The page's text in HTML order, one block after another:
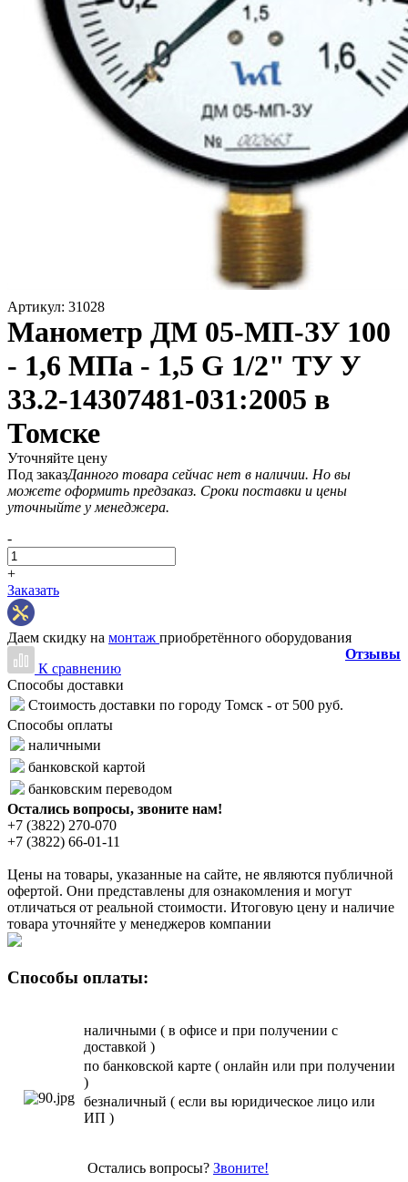
Артикул: 31028
Манометр ДМ 05-МП-ЗУ 100
- 1,6 МПа - 1,5 G 1/2" ТУ У
33.2-14307481-031:2005 в
Томске
Уточняйте цену
Под заказДанного товара сейчас нет в наличии. Но вы
можете оформить предзаказ. Сроки поставки и цены
уточныйте у менеджера.
-
+
Заказать
Даем скидку на монтаж приобретённого оборудования
К сравнению
Отзывы
Способы доставки
Стоимость доставки по городу Томск - от 500 руб.
Способы оплаты
наличными
банковской картой
банковским переводом
Остались вопросы, звоните нам!
+7 (3822) 270-070
+7 (3822) 66-01-11
Цены на товары, указанные на сайте, не являются публичной
офертой. Они представлены для ознакомления и могут
отличаться от реальной стоимости. Итоговую цену и наличие
товара уточняйте у менеджеров компании
Способы оплаты:
наличными ( в офисе и при получении с
доставкой )
по банковской карте ( онлайн или при получении
)
безналичный ( если вы юридическое лицо или
ИП )
Остались вопросы? Звоните!